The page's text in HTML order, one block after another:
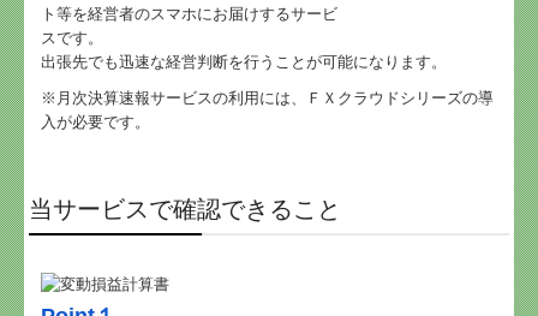
小規模企業共済制度
中小企業倒産防止共済制度
国の共済制度活用コーナー
ト等を経営者のスマホにお届けするサービ
スです。
出張先でも迅速な経営判断を行うことが可能になります。
※ 月次決算速報サービスの利用には、 ＦＸクラウドシリーズの導
入が必要です。
当サービスで確認できること